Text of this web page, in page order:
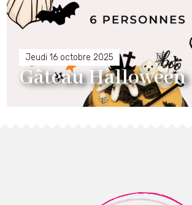
Jeudi 16 octobre 2025
Gâteau Halloween